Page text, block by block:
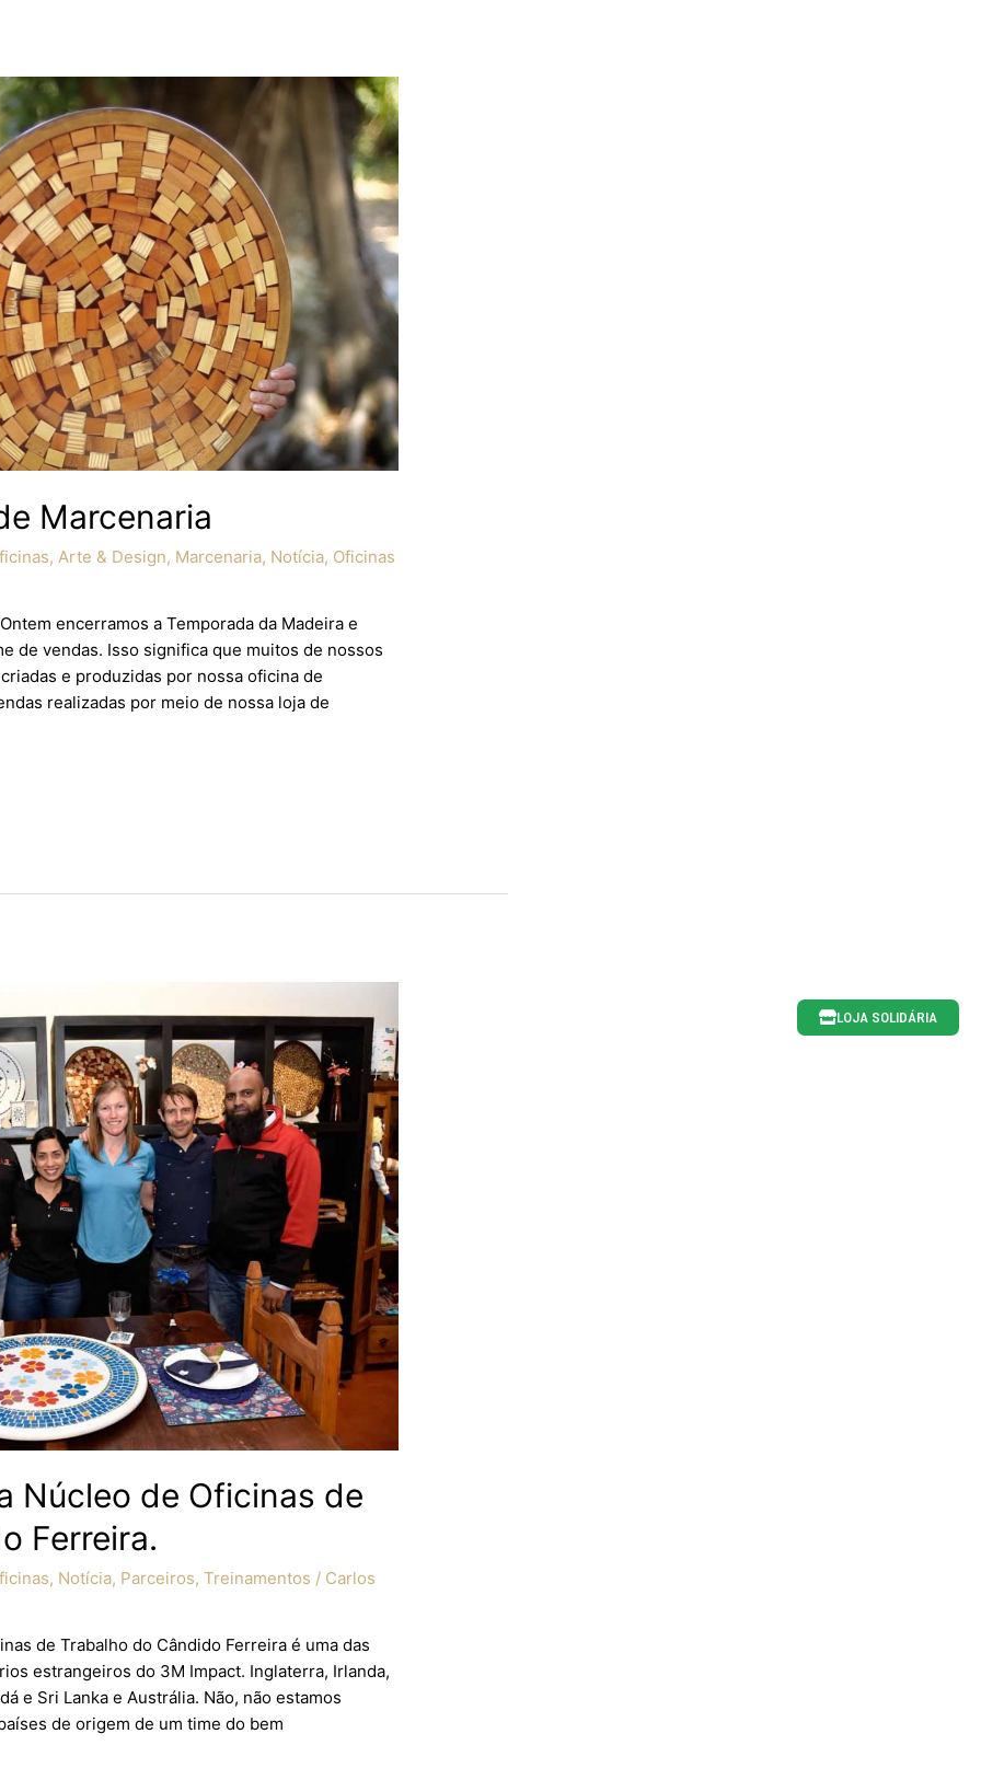
Marcenaria
, Arte & Design, Marcenaria, Notícia, Oficinas
encerramos a Temporada da Madeira e
de vendas. Isso significa que muitos de nossos
e produzidas por nossa oficina de
realizadas por meio de nossa loja de
Núcleo de Oficinas de
Ferreira.
, Notícia, Parceiros,Treinamentos / Carlos
de Trabalho do Cândido Ferreira é uma das
estrangeiros do 3M Impact. Inglaterra, Irlanda,
e Sri Lanka e Austrália. Não, não estamos
de origem de um time do bem
LOJA SOLIDÁRIA